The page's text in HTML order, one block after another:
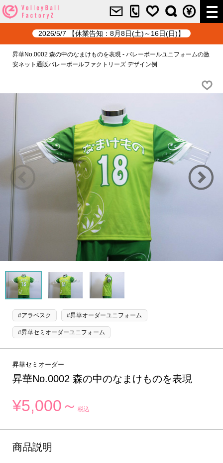
2026/5/7 【休業告知：8月8日(土)～16日(日)】
昇華No.0002 森の中のなまけものを表現 - バレーボールユニフォームの激
安ネット通販バレーボールファクトリーズ デザイン例
#アラベスク #昇華オーダーユニフォーム
#昇華セミオーダーユニフォーム
昇華セミオーダー
昇華No.0002 森の中のなまけものを表現
¥5,000～税込
商品説明